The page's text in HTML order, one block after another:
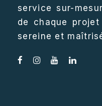
service sur-
de chaque
sereine et